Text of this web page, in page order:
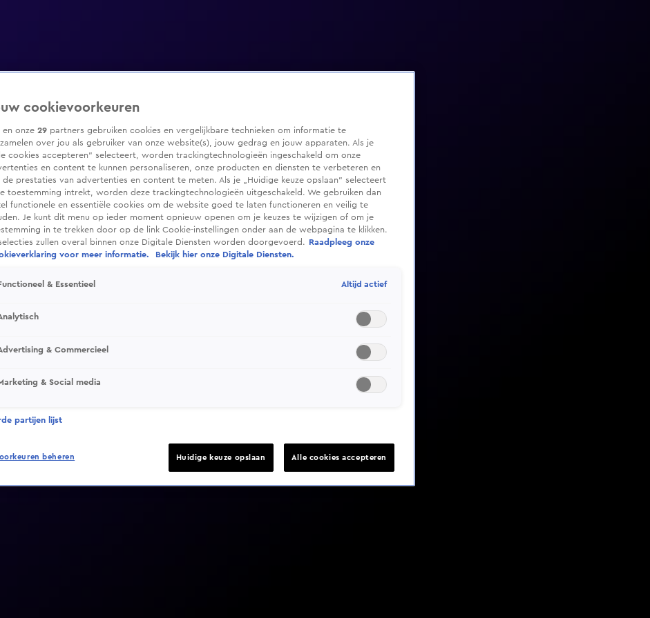
Video helaas niet gevonden
cookievoorkeuren
en onze 29 partners gebruiken cookies en vergelijkbare technieken om informatie te
over jou als gebruiker van onze website(s), jouw gedrag en jouw apparaten. Als je
cookies accepteren” selecteert, worden trackingtechnologieën ingeschakeld om onze
en content te kunnen personaliseren, onze producten en diensten te verbeteren en
de prestaties van advertenties en content te meten. Als je „Huidige keuze opslaan” selecteert
toestemming intrekt, worden deze trackingtechnologieën uitgeschakeld. We gebruiken dan
functionele en essentiële cookies om de website goed te laten functioneren en veilig te
Je kunt dit menu op ieder moment opnieuw openen om je keuzes te wijzigen of om je
in te trekken door op de link Cookie-instellingen onder aan de webpagina te klikken.
zullen overal binnen onze Digitale Diensten worden doorgevoerd.
Raadpleeg onze
voor meer informatie.
Bekijk hier onze Digitale Diensten.
& Essentieel Altijd actief
& Commercieel
& Social media
partijen lijst
beheren Huidige keuze opslaan Alle cookies accepteren